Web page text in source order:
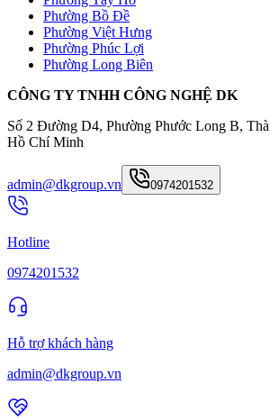
Phường Bồ Đề
Phường Việt Hưng
Phường Phúc Lợi
Phường Long Biên
CÔNG TY TNHH CÔNG NGHỆ DK
Số 2 Đường D4, Phường Phước Long B,
Hồ Chí Minh
admin@dkgroup.vn 0974201532
Hotline
0974201532
Hỗ trợ khách hàng
admin@dkgroup.vn